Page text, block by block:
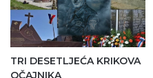
TRI DESETLJEĆA KRIKOVA
OČAJNIKA